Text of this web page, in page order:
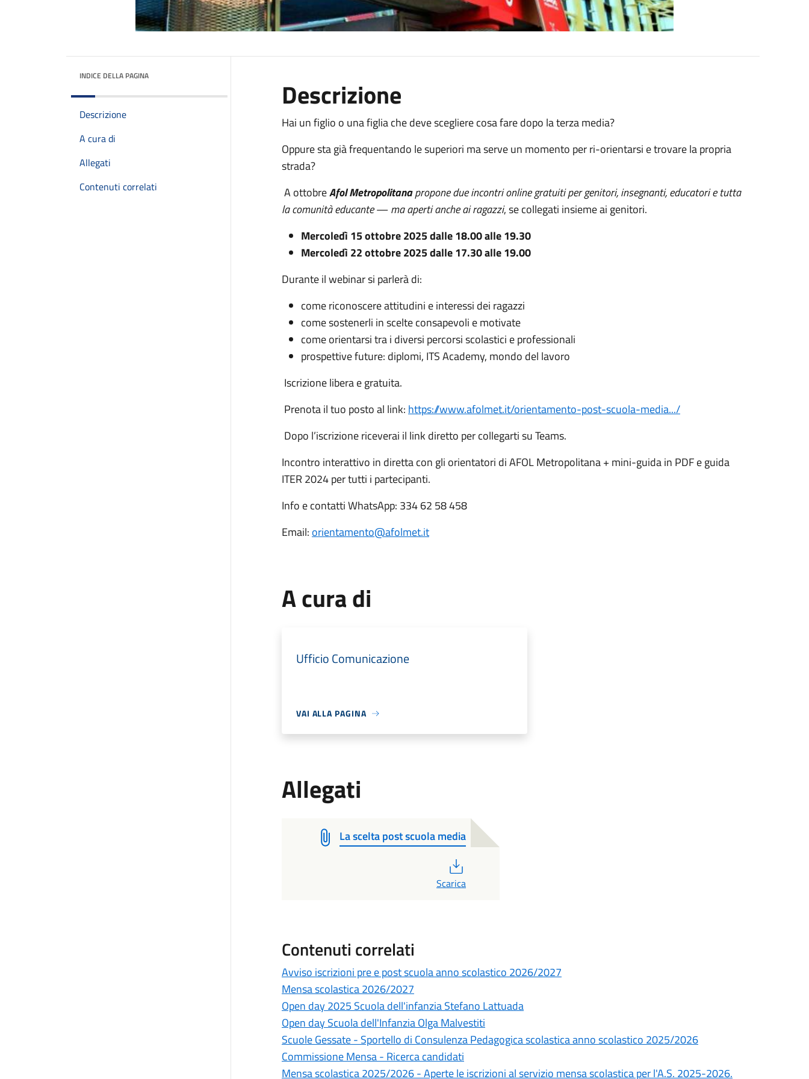
INDICE DELLA PAGINA
Descrizione
A cura di
Allegati
Contenuti correlati
Descrizione
Hai un figlio o una figlia che deve scegliere cosa fare dopo la terza media?
Oppure sta già frequentando le superiori ma serve un momento per ri-orientarsi e trovare la propria
strada?
A ottobreAfol Metropolitanapropone due incontri online gratuiti per genitori, insegnanti, educatori e tutta
la comunità educante—ma aperti anche ai ragazzi, se collegati insieme ai genitori.
Mercoledì 15 ottobre 2025 dalle 18.00 alle 19.30
Mercoledì 22 ottobre 2025 dalle 17.30 alle 19.00
Durante il webinar si parlerà di:
come riconoscere attitudini e interessi dei ragazzi
come sostenerli in scelte consapevoli e motivate
come orientarsi tra i diversi percorsi scolastici e professionali
prospettive future: diplomi, ITS Academy, mondo del lavoro
Iscrizione libera e gratuita.
Prenota il tuo posto al link: https://www.afolmet.it/orientamento-post-scuola-media.../
Dopo l’iscrizione riceverai il link diretto per collegarti su Teams.
Incontro interattivo in diretta con gli orientatori di AFOL Metropolitana + mini-guida in PDF e guida
ITER 2024 per tutti i partecipanti.
Info e contatti WhatsApp: 334 62 58 458
Email: orientamento@afolmet.it
A cura di
Ufficio Comunicazione
VAI ALLA PAGINA
Allegati
La scelta post scuola media
Scarica
Contenuti correlati
Avviso iscrizioni pre e post scuola anno scolastico 2026/2027
Mensa scolastica 2026/2027
Open day 2025 Scuola dell'infanzia Stefano Lattuada
Open day Scuola dell'Infanzia Olga Malvestiti
Scuole Gessate - Sportello di Consulenza Pedagogica scolastica anno scolastico 2025/2026
Commissione Mensa - Ricerca candidati
Mensa scolastica 2025/2026 - Aperte le iscrizioni al servizio mensa scolastica per l'A.S. 2025-2026.